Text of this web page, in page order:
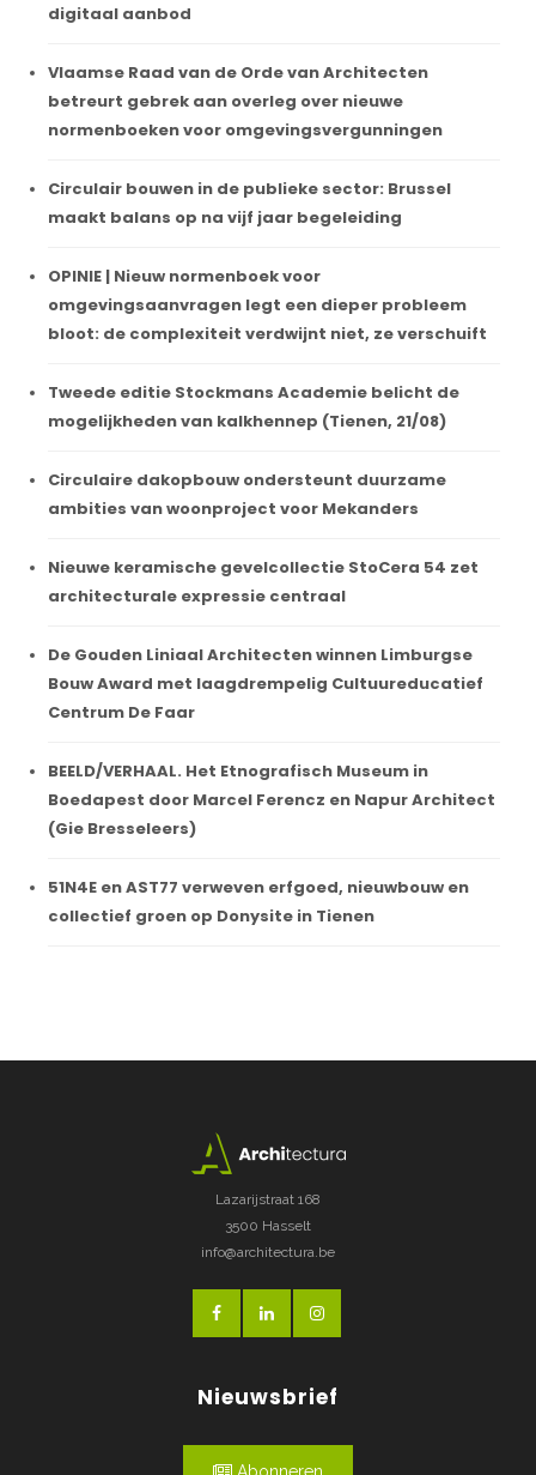
digitaal aanbod
Vlaamse Raad van de Orde van Architecten
betreurt gebrek aan overleg over nieuwe
normenboeken voor omgevingsvergunningen
Circulair bouwen in de publieke sector: Brussel
maakt balans op na vijf jaar begeleiding
OPINIE | Nieuw normenboek voor
omgevingsaanvragen legt een dieper probleem
bloot: de complexiteit verdwijnt niet, ze verschuift
Tweede editie Stockmans Academie belicht de
mogelijkheden van kalkhennep (Tienen, 21/08)
Circulaire dakopbouw ondersteunt duurzame
ambities van woonproject voor Mekanders
Nieuwe keramische gevelcollectie StoCera 54 zet
architecturale expressie centraal
De Gouden Liniaal Architecten winnen Limburgse
Bouw Award met laagdrempelig Cultuureducatief
Centrum De Faar
BEELD/VERHAAL. Het Etnografisch Museum in
Boedapest door Marcel Ferencz en Napur Architect
(Gie Bresseleers)
51N4E en AST77 verweven erfgoed, nieuwbouw en
collectief groen op Donysite in Tienen
Lazarijstraat 168
3500 Hasselt
info@architectura.be
Nieuwsbrief
Abonneren